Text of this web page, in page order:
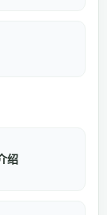
绍